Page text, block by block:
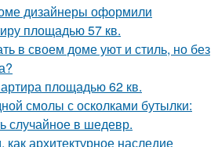
дизайнеры оформили
площадью 57 кв.
в своем доме уют и стиль, но без
площадью 62 кв.
смолы с осколками бутылки:
случайное в шедевр.
как архитектурное наследие